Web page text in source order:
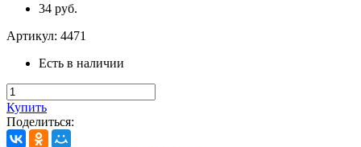
34 руб.
Артикул: 4471
Есть в наличии
Купить
Поделиться: